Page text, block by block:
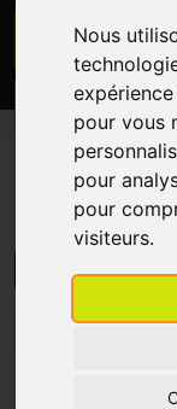
Nous
pour vous
pour
pour
visiteurs.
MENU/FILTRES
2